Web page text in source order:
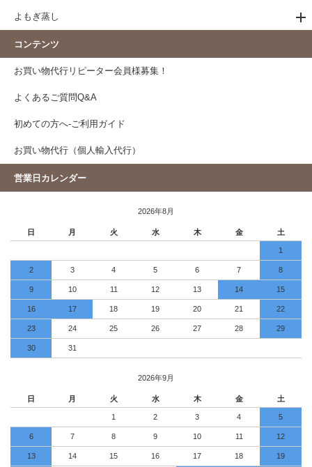
よもぎ蒸し
コンテンツ
お買い物代行リピーター会員様募集！
よくあるご質問Q&A
初めての方へ-ご利用ガイド
お買い物代行（個人輸入代行）
営業日カレンダー
2026年8月
日 月 火 水 木 金 土
1
2 3 4 5 6 7 8
9 10 11 12 13 14 15
16 17 18 19 20 21 22
23 24 25 26 27 28 29
30 31
2026年9月
日 月 火 水 木 金 土
1 2 3 4 5
6 7 8 9 10 11 12
13 14 15 16 17 18 19